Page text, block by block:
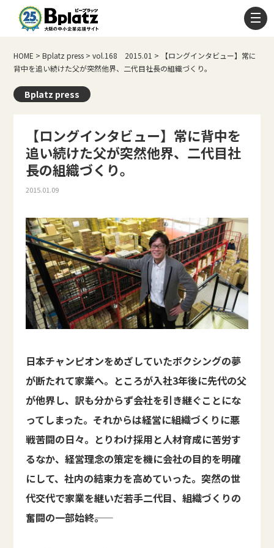
HOME >Bplatz press >vol.168 2015.01 >
【ロングインタビュー】常に
背中を追い続けた父が突然他界、二代目社長の組織づくり。
Bplatz press
【ロングインタビュー】常に背中を
追い続けた父が突然他界、二代目社
長の組織づくり。
2015.01.09
日本チャンピオンをめざしていたボクシングの夢
が断たれて家業へ。ところが入社3年後に先代の父
が他界し、訳も分からず会社を引き継ぐことにな
ってしまった。それからは経営に組織づくりに悪
戦苦闘の日々。とりわけ採用と人材育成に苦労す
るなか、経営理念の策定を機に会社の目的を明確
にして、社内の結束力を高めていった。突然の世
代交代で家業を継いだ若手二代目、組織づくりの
奮闘の一部始終――。